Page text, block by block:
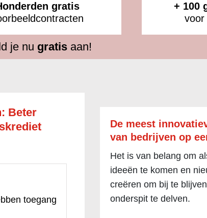
gratis
+ 100
voor
je nu gratisaan!
Beter
toegang
De meest
van bedrijven op
Het is van belang om
ideeën te komen en
creëren om bij te
onderspit te delven.